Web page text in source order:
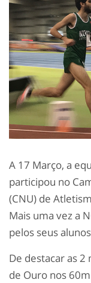
A 17 Março, a
participou no
(CNU) de
Mais uma vez a
pelos seus
De destacar as 2
de Ouro nos